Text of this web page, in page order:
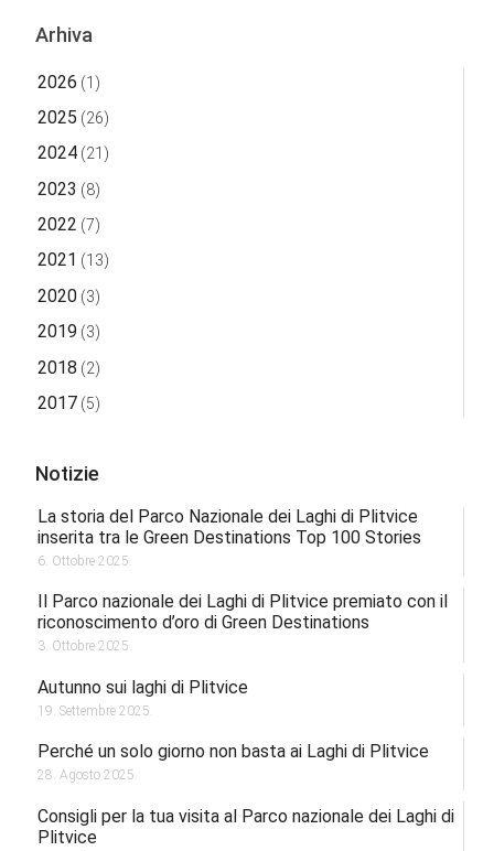
Arhiva
2026 (1)
2025 (26)
2024(21)
2023 (8)
2022 (7)
2021 (13)
2020(3)
2019 (3)
2018 (2)
2017(5)
Notizie
La storia del Parco Nazionale dei Laghi di Plitvice
inserita tra le Green Destinations Top 100 Stories
6. Ottobre 2025.
Il Parco nazionale dei Laghi di Plitvice premiato con il
riconoscimento d’oro di Green Destinations
3. Ottobre 2025.
Autunno sui laghi di Plitvice
19. Settembre 2025.
Perché un solo giorno non basta ai Laghi di Plitvice
28. Agosto 2025.
Consigli per la tua visita al Parco nazionale dei Laghi di
Plitvice